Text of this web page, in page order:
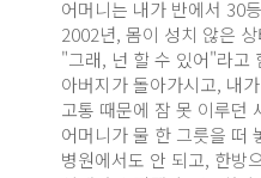
어머니는 내가 반에서 30
2002년, 몸이 성치 않은
"그래, 넌 할 수 있어"라고
아버지가 돌아가시고, 내
고통 때문에 잠 못 이루던
어머니가 물 한 그릇을 떠
병원에서도 안 되고, 한방